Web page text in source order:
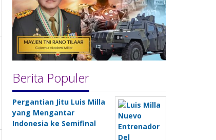
Berita Populer
Pergantian Jitu Luis Milla
yang Mengantar
Indonesia ke Semifinal